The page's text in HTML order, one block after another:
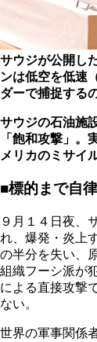
サウジが公開し
ンは低空を低速
ダーで捕捉する
サウジの石油施
「飽和攻撃」。
メリカのミサイ
■標的まで自
９月１４日夜、
れ、爆発・炎上
の半分を失い、
組織フーシ派が
による直接攻撃
ない。
世界の軍事関係